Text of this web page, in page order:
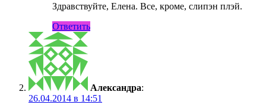
Здравствуйте, Елена. Все, кроме, слипэн плэй.
Ответить
Александра:
26.04.2014 в 14:51